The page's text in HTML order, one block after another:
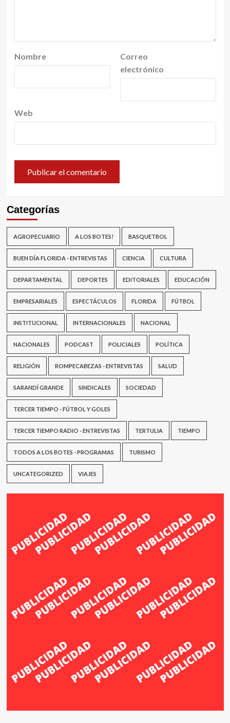
Nombre
Correo
electrónico
Web
Categorías
AGROPECUARIO A LOS BOTES! BASQUETBOL
BUEN DÍA FLORIDA - ENTREVISTAS CIENCIA CULTURA
DEPARTAMENTAL DEPORTES EDITORIALES EDUCACIÓN
EMPRESARIALES ESPECTÁCULOS FLORIDA FÚTBOL
INSTITUCIONAL INTERNACIONALES NACIONAL
NACIONALES PODCAST POLICIALES POLÍTICA
RELIGIÓN ROMPECABEZAS - ENTREVISTAS SALUD
SARANDÍ GRANDE SINDICALES SOCIEDAD
TERCER TIEMPO - FÚTBOL Y GOLES
TERCER TIEMPO RADIO - ENTREVISTAS TERTULIA TIEMPO
TODOS A LOS BOTES - PROGRAMAS TURISMO
UNCATEGORIZED VIAJES